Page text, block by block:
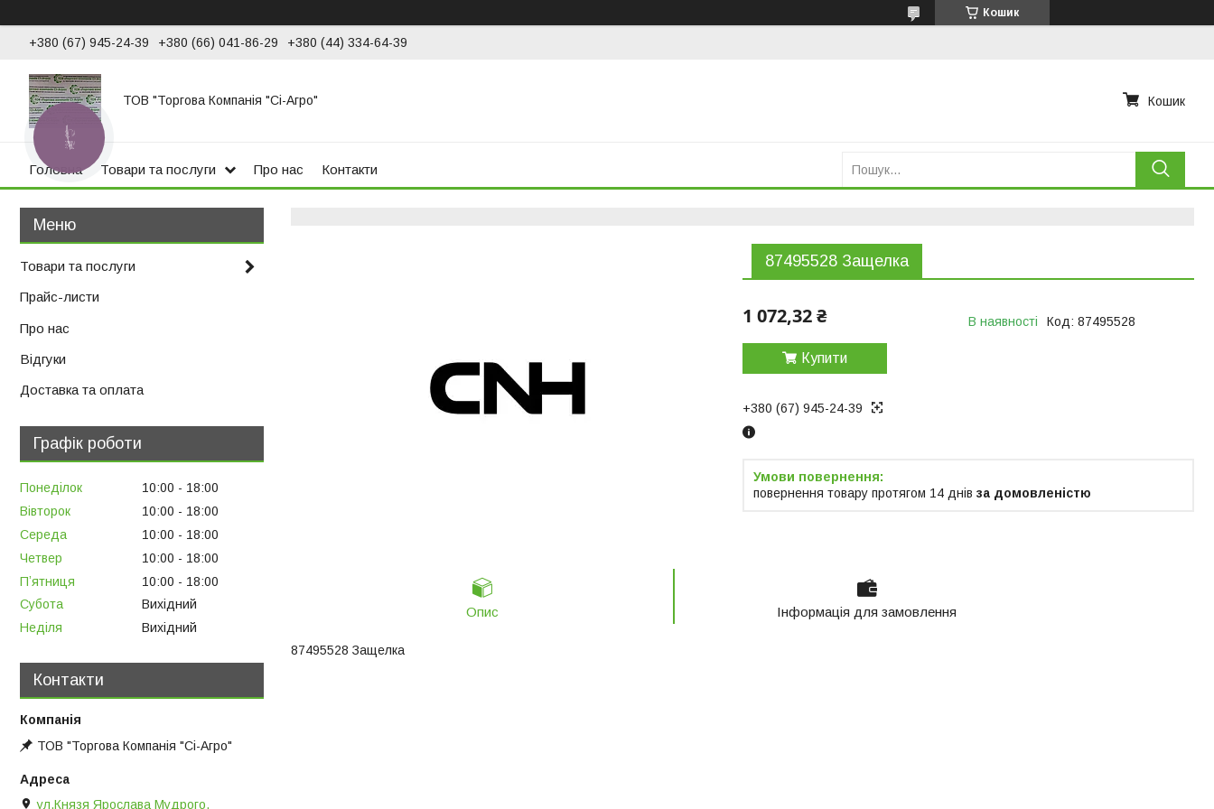
Кошик
+380 (67) 945-24-39 +380 (66) 041-86-29 +380 (44) 334-64-39
ТОВ "Торгова Компанія "Сі-Агро" Кошик
Головна Товари та послуги Про нас Контакти
87495528 Защелка
1 072,32 ₴ В наявності Код: 87495528
Купити
+380 (67) 945-24-39
повернення товару протягом 14 днів за домовленістю
Опис Інформація для замовлення
87495528 Защелка
Товари та послуги
Прайс-листи
Про нас
Відгуки
Доставка та оплата
Графік роботи
Понеділок 10:00
18:00
Вівторок
10:00
18:00
Середа
10:00
18:00
Четвер
10:00
18:00
Пʼятниця
10:00
18:00
Субота
Вихідний
Неділя
Вихідний
Контакти
ТОВ "Торгова Компанія "Сі-Агро"
ул.Князя Ярослава Мудрого,
КНОПКА
ЗВ'ЯЗКУ